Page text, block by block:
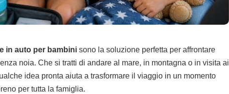
in auto per bambini sono la soluzione perfetta per affrontare
noia. Che si tratti di andare al mare, in montagna o in visita ai
idea pronta aiuta a trasformare il viaggio in un momento
per tutta la famiglia.